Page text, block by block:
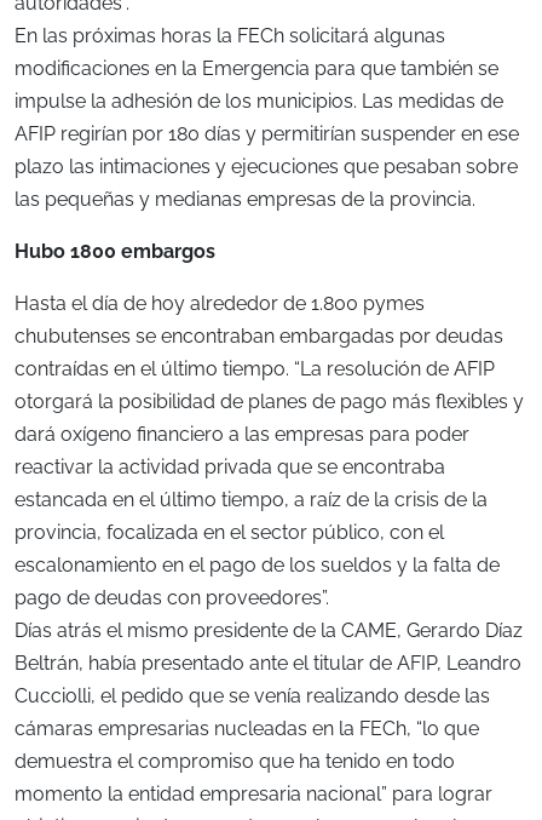
En las próximas horas la FECh solicitará algunas
modificaciones en la Emergencia para que también se
impulse la adhesión de los municipios. Las medidas de
AFIP regirían por 180 días y permitirían suspender en ese
plazo las intimaciones y ejecuciones que pesaban sobre
las pequeñas y medianas empresas de la provincia.
Hubo 1800 embargos
Hasta el día de hoy alrededor de 1.800 pymes
chubutenses se encontraban embargadas por deudas
contraídas en el último tiempo. “La resolución de AFIP
otorgará la posibilidad de planes de pago más flexibles y
dará oxígeno financiero a las empresas para poder
reactivar la actividad privada que se encontraba
estancada en el último tiempo, a raíz de la crisis de la
provincia, focalizada en el sector público, con el
escalonamiento en el pago de los sueldos y la falta de
pago de deudas con proveedores”.
Días atrás el mismo presidente de la CAME, Gerardo Díaz
Beltrán, había presentado ante el titular de AFIP, Leandro
Cucciolli, el pedido que se venía realizando desde las
cámaras empresarias nucleadas en la FECh, “lo que
demuestra el compromiso que ha tenido en todo
momento la entidad empresaria nacional” para lograr